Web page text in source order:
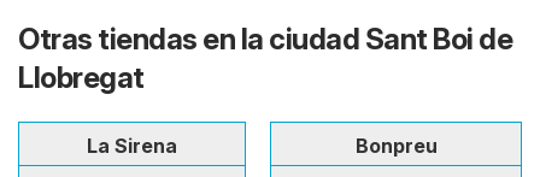
Otras tiendas en la ciudad Sant Boi de
Llobregat
La Sirena
Bonpreu